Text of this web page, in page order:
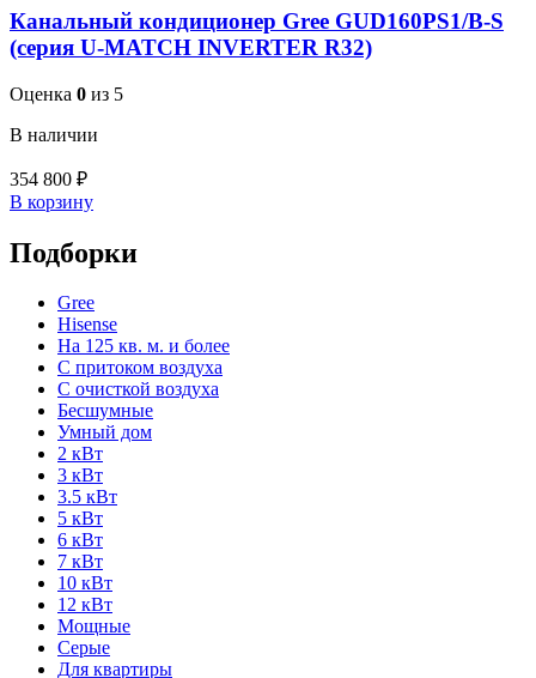
Канальный кондиционер Gree GUD160PS1/B-S
(серия U-MATCH INVERTER R32)
Оценка 0 из 5
В наличии
354 800 ₽
В корзину
Подборки
Gree
Hisense
На 125 кв. м. и более
С притоком воздуха
С очисткой воздуха
Бесшумные
Умный дом
2 кВт
3 кВт
3.5 кВт
5 кВт
6 кВт
7 кВт
10 кВт
12 кВт
Мощные
Серые
Для квартиры